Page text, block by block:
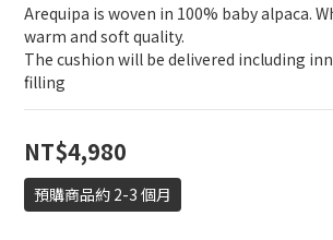
Arequipa is woven in 100% baby alpaca.
warm and soft quality.
The cushion will be delivered including
filling
NT$4,980
預購商品約 2-3 個月